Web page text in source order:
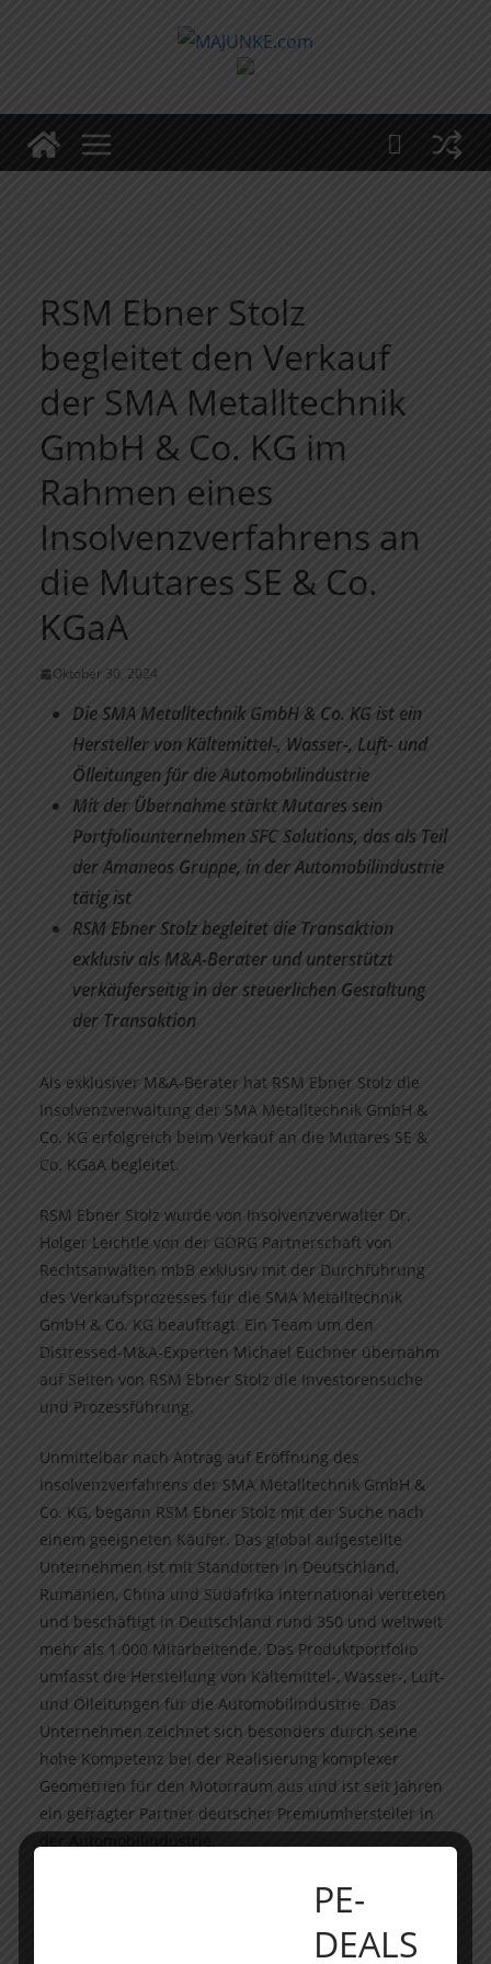
RSM Ebner Stolz
begleitet den Verkauf
der SMA Metalltechnik
GmbH & Co. KG im
Rahmen eines
Insolvenzverfahrens an
die Mutares SE & Co.
KGaA
Oktober 30, 2024
Die SMA Metalltechnik GmbH & Co. KG ist ein
Hersteller von Kältemittel-, Wasser-, Luft- und
Ölleitungen für die Automobilindustrie
Mit der Übernahme stärkt Mutares sein
Portfoliounternehmen SFC Solutions, das als Teil
der Amaneos Gruppe, in der Automobilindustrie
tätig ist
RSM Ebner Stolz begleitet die Transaktion
exklusiv als M&A-Berater und unterstützt
verkäuferseitig in der steuerlichen Gestaltung
der Transaktion
Als exklusiver M&A-Berater hat RSM Ebner Stolz die
Insolvenzverwaltung der SMA Metalltechnik GmbH &
Co. KG erfolgreich beim Verkauf an die Mutares SE &
Co. KGaA begleitet.
RSM Ebner Stolz wurde von Insolvenzverwalter Dr.
Holger Leichtle von der GÖRG Partnerschaft von
Rechtsanwälten mbB exklusiv mit der Durchführung
des Verkaufsprozesses für die SMA Metalltechnik
GmbH & Co. KG beauftragt. Ein Team um den
Distressed-M&A-Experten Michael Euchner übernahm
auf Seiten von RSM Ebner Stolz die Investorensuche
und Prozessführung.
Unmittelbar nach Antrag auf Eröffnung des
Insolvenzverfahrens der SMA Metalltechnik GmbH &
Co. KG, begann RSM Ebner Stolz mit der Suche nach
einem geeigneten Käufer. Das global aufgestellte
Unternehmen ist mit Standorten in Deutschland,
Rumänien, China und Südafrika international vertreten
und beschäftigt in Deutschland rund 350 und weltweit
mehr als 1.000 Mitarbeitende. Das Produktportfolio
umfasst die Herstellung von Kältemittel-, Wasser-, Luft-
und Ölleitungen für die Automobilindustrie. Das
Unternehmen zeichnet sich besonders durch seine
hohe Kompetenz bei der Realisierung komplexer
Geometrien für den Motorraum aus und ist seit Jahren
ein gefragter Partner deutscher Premiumhersteller in
Die Mutares SE & Co. KG ist ein deutsches
börsennotiertes Beteiligungsunternehmen, das sich auf
die Übernahme von Unternehmen in Sondersituationen
PE-
DEALS